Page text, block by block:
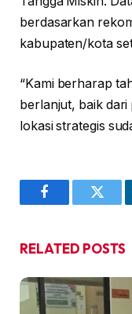
berdasarkan
kabupaten/kota
“Kami berharap
berlanjut, baik
lokasi strategis
Facebook
RELATED POSTS